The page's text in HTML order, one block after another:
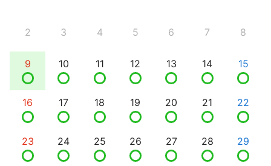
2 3 4 5 6 7 8
9 10 11 12 13 14 15
16 17 18 19 20 21 22
23 24 25 26 27 28 29